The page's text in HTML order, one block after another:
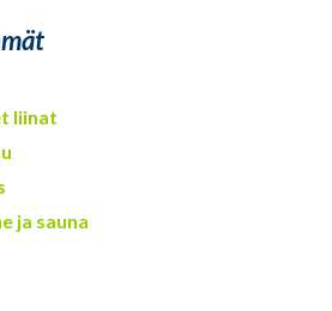
liinat
ja sauna